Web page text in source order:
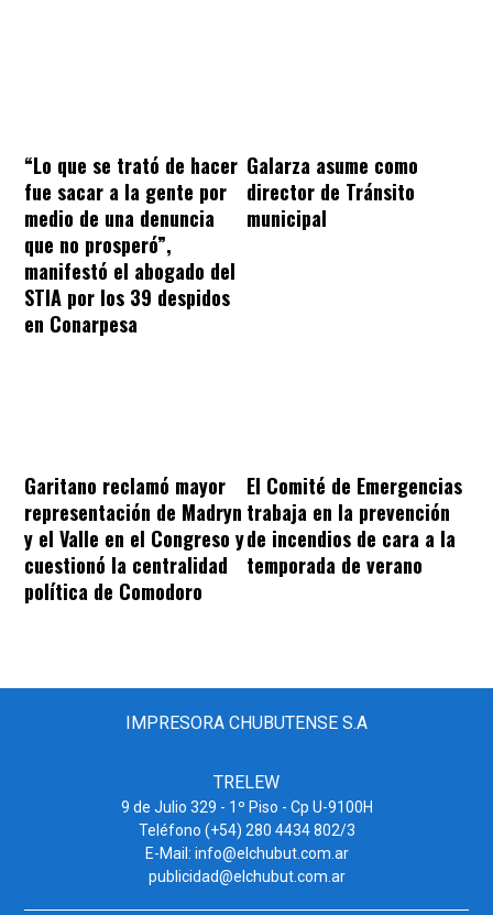
“Lo que se trató de hacer
fue sacar a la gente por
medio de una denuncia
que no prosperó”,
manifestó el abogado del
STIA por los 39 despidos
en Conarpesa
Galarza asume como
director de Tránsito
municipal
Garitano reclamó mayor
representación de Madryn
y el Valle en el Congreso y
cuestionó la centralidad
política de Comodoro
El Comité de Emergencias
trabaja en la prevención
de incendios de cara a la
temporada de verano
IMPRESORA CHUBUTENSE S.A
TRELEW
9 de Julio 329 - 1º Piso - Cp U-9100H
Teléfono (+54) 280 4434 802/3
E-Mail: info@elchubut.com.ar
publicidad@elchubut.com.ar